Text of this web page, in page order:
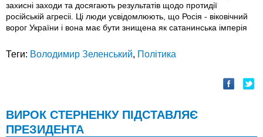
захисні заходи та досягають результатів щодо протидії
російській агресіі. Ці люди усвідомлюють, що Росія - віковічний
ворог України і вона має бути знищена як сатанинська імперія
Теги: Володимир Зеленський, Політика
ВИРОК СТЕРНЕНКУ ПІДСТАВЛЯЄ
ПРЕЗИДЕНТА